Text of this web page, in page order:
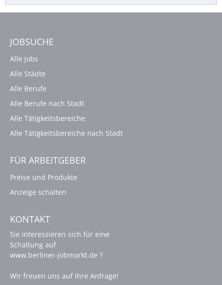
JOBSUCHE
Alle Jobs
Alle Städte
Alle Berufe
Alle Berufe nach Stadt
Alle Tätigkeitsbereiche
Alle Tätigkeitsbereiche nach Stadt
FÜR ARBEITGEBER
Preise und Produkte
Anzeige schalten
KONTAKT
Sie interessieren sich für eine
Schaltung auf
www.berliner-jobmarkt.de ?
Wir freuen uns auf Ihre Anfrage!